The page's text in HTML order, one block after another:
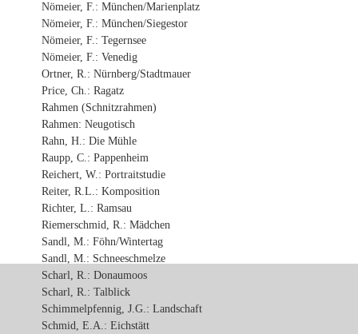
Nömeier, F.: München/Marienplatz
Nömeier, F.: München/Siegestor
Nömeier, F.: Tegernsee
Nömeier, F.: Venedig
Ortner, R.: Nürnberg/Stadtmauer
Price, Ch.: Ragatz
Rahmen (Schnitzrahmen)
Rahmen: Neugotisch
Rahn, H.: Die Mühle
Raupp, C.: Pappenheim
Reichert, W.: Portraitstudie
Reiter, R.L.: Komposition
Richter, L.: Ramsau
Riemerschmid, R.: Mädchen
Sandl, M.: Föhn/Wintertag
Sandl, M.: Schneeschmelze
Scharl, R.: Donaumoos
Scharl, R.: Talblick
Schimmelpfennig, J.G.: Landschaft
Schmid, E.A.: Eichstätt